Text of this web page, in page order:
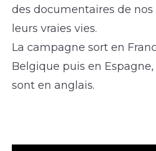
des documentaires de
leurs vraies vies.
La campagne sort en
Belgique puis en
sont en anglais.